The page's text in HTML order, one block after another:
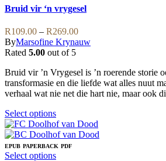
options
may
be
chosen
on
the
product
page
has
multiple
variants.
The
options
may
be
chosen
on
product
page
Bruid vir ‘n vrygesel
R109.00 – R269.00Price
range:
R269.00
ByMarsofine Krynauw
Rated 5.00 out of 5
Bruid vir ’n Vrygesel is ’n roerende storie
transformasie en die liefde wat alles nuut
verhaal wat nie net die hart nie, maar ook
Select optionsThis
product
has
multiple
variants.
EPUB PAPERBACK PDF
Select optionsThis